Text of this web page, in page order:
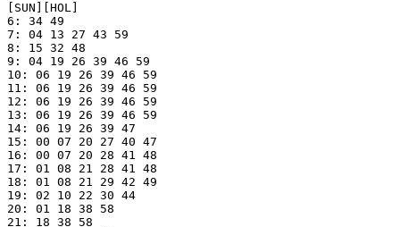
[SUN][HOL]
6: 34 49
7: 04 13 27 43 59
8: 15 32 48
9: 04 19 26 39 46 59
10: 06 19 26 39 46 59
11: 06 19 26 39 46 59
12: 06 19 26 39 46 59
13: 06 19 26 39 46 59
14: 06 19 26 39 47
15: 00 07 20 27 40 47
16: 00 07 20 28 41 48
17: 01 08 21 28 41 48
18: 01 08 21 29 42 49
19: 02 10 22 30 44
20: 01 18 38 58
21: 18 38 58